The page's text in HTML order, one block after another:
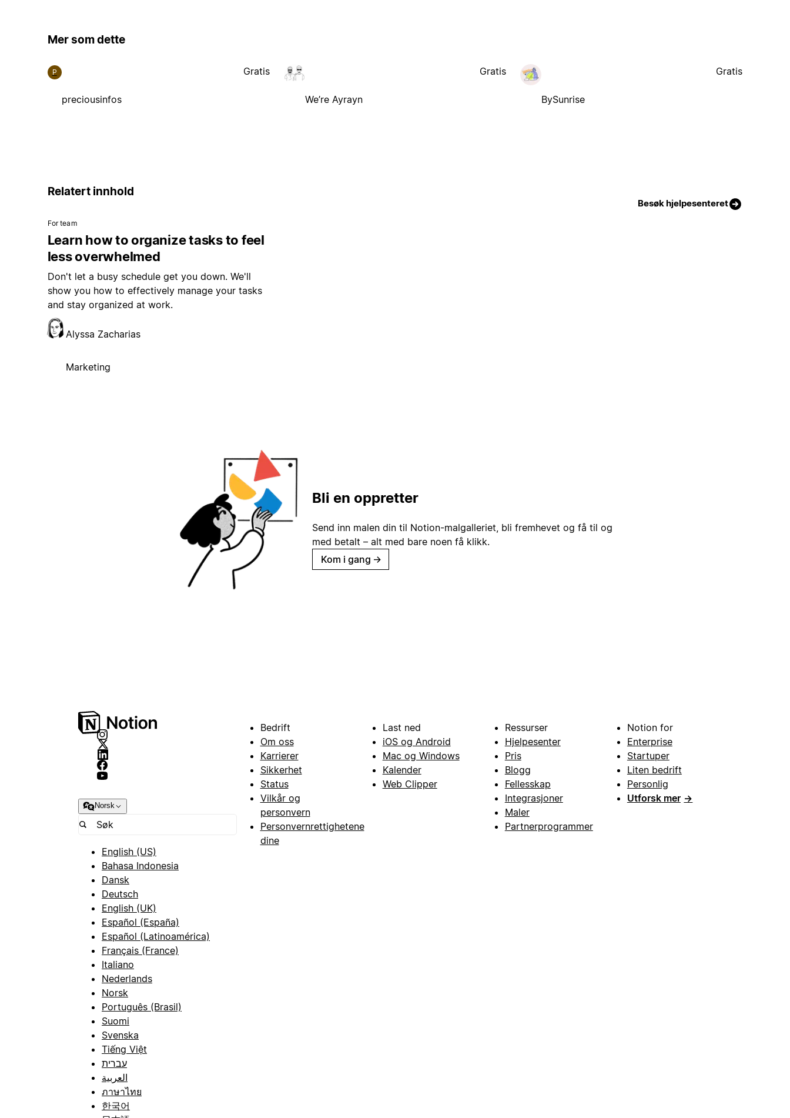
Mer som dette
P
preciousinfos
Gratis
We’re Ayrayn
Gratis
BySunrise
Gratis
Relatert innhold
Besøk hjelpesenteret
For team
Learn how to organize tasks to feel
less overwhelmed
Don't let a busy schedule get you down. We'll
show you how to effectively manage your tasks
and stay organized at work.
Alyssa Zacharias
Marketing
Bli en oppretter
Send inn malen din til Notion-malgalleriet, bli fremhevet og få til og
med betalt – alt med bare noen få klikk.
Kom i gang →
Norsk
English (US)
Bahasa Indonesia
Dansk
Deutsch
English (UK)
Español (España)
Español (Latinoamérica)
Français (France)
Italiano
Nederlands
Norsk
Português (Brasil)
Suomi
Svenska
Tiếng Việt
עברית
العربية
ภาษาไทย
한국어
Bedrift
Om oss
Karrierer
Sikkerhet
Status
Vilkår og
personvern
Personvernrettighetene
dine
Last ned
iOS og Android
Mac og Windows
Kalender
Web Clipper
Ressurser
Hjelpesenter
Pris
Blogg
Fellesskap
Integrasjoner
Maler
Partnerprogrammer
Notion for
Enterprise
Startuper
Liten bedrift
Personlig
Utforsk mer →